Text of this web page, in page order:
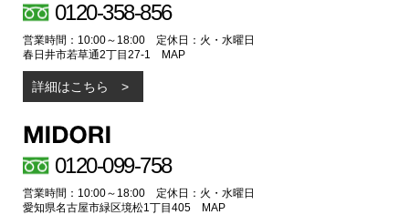
0120-358-856
営業時間：10:00～18:00 定休日：火・水曜日
春日井市若草通2丁目27-1
MAP
詳細はこちら
0120-099-758
営業時間：10:00～18:00 定休日：火・水曜日
愛知県名古屋市緑区境松1丁目405
MAP